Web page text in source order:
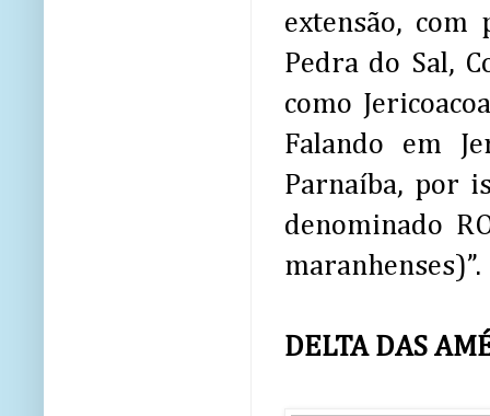
extensão, com
Pedra do Sal,
como
Falando em
Parnaíba, por
denominado
maranhenses)”.
DELTA DAS